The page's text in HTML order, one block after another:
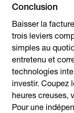
Conclusion
Baisser la
trois leviers
simples au
entretenu et
technologies
investir. Coupez
heures creuses,
Pour une